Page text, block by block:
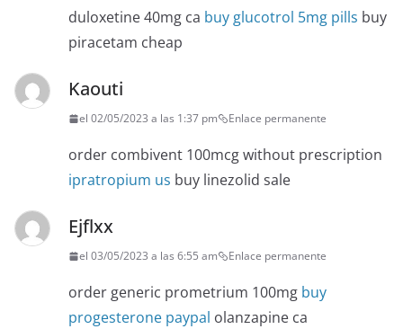
duloxetine 40mg ca buy glucotrol 5mg pills buy
piracetam cheap
Kaouti
el 02/05/2023 a las 1:37 pm Enlace permanente
order combivent 100mcg without prescription
ipratropium us buy linezolid sale
Ejflxx
el 03/05/2023 a las 6:55 am Enlace permanente
order generic prometrium 100mg buy
progesterone paypal olanzapine ca